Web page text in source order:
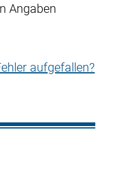
Angaben
aufgefallen?